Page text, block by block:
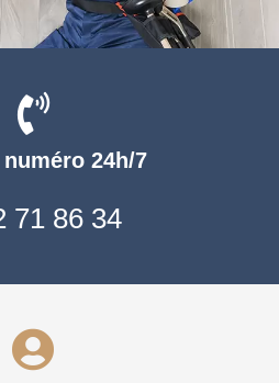
24h/7
71 86 34